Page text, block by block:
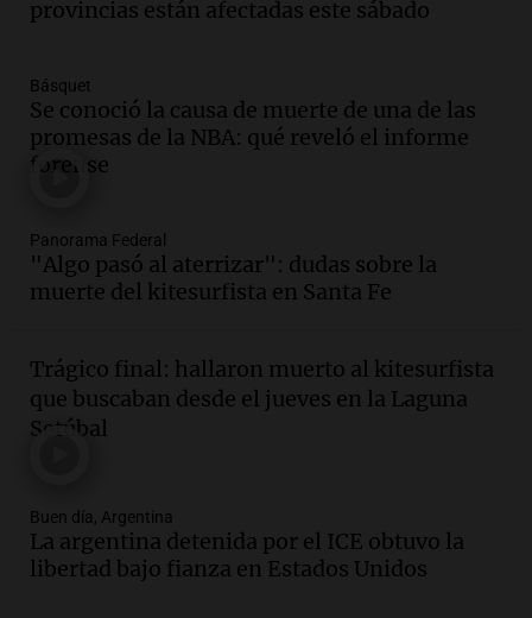
oficiales
Audio.San Miguel de Tucumán: 433
luminarias públicas destruidas en 14
meses por vandalismo y robos
Panorama Federal
vandalismo destruye 433 luminarias
públicas en 14 meses y afecta la
seguridad
Episodios
Audio.Secuestran 28 bultos de
mercadería extranjera en control
fronterizo en Tucumán
Audio.Mujer de 92 años fallece
mientras esperaba cobrar su jubilación
en San Luis
provincias están afectadas este sábado
Básquet
Se conoció la causa de muerte de una de las
promesas de la NBA: qué reveló el informe
forense
Panorama Federal
"Algo pasó al aterrizar": dudas sobre la
muerte del kitesurfista en Santa Fe
Trágico final: hallaron muerto al kitesurfista
que buscaban desde el jueves en la Laguna
Setúbal
Buen día, Argentina
La argentina detenida por el ICE obtuvo la
libertad bajo fianza en Estados Unidos